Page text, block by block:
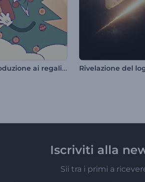
Introduzione ai regali di Natale in stile cartone animato
Iscriviti alla
Sii tra i primi a